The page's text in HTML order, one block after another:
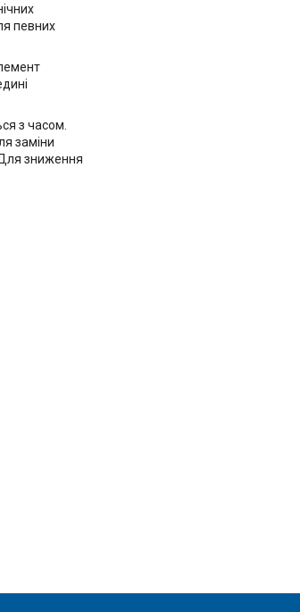
певних
з часом.
заміни
зниження